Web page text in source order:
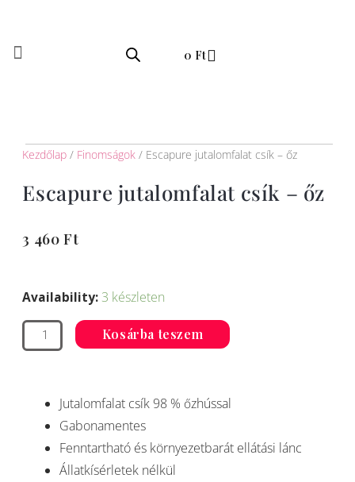
content
0 FtKosár
Kezdőlap / Finomságok / Escapure jutalomfalat csík – őz
Escapure jutalomfalat csík – őz
3 460 Ft
Availability: 3 készleten
őz
Kosárba teszem
Jutalomfalat csík 98 % őzhússal
Gabonamentes
Fenntartható és környezetbarát ellátási lánc
Állatkísérletek nélkül